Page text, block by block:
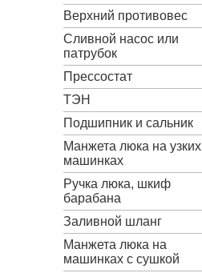
Верхний противовес
Сливной насос или
патрубок
Прессостат
ТЭН
Подшипник и сальник
Манжета люка на узких
машинках
Ручка люка, шкиф
барабана
Заливной шланг
Манжета люка на
машинках с сушкой